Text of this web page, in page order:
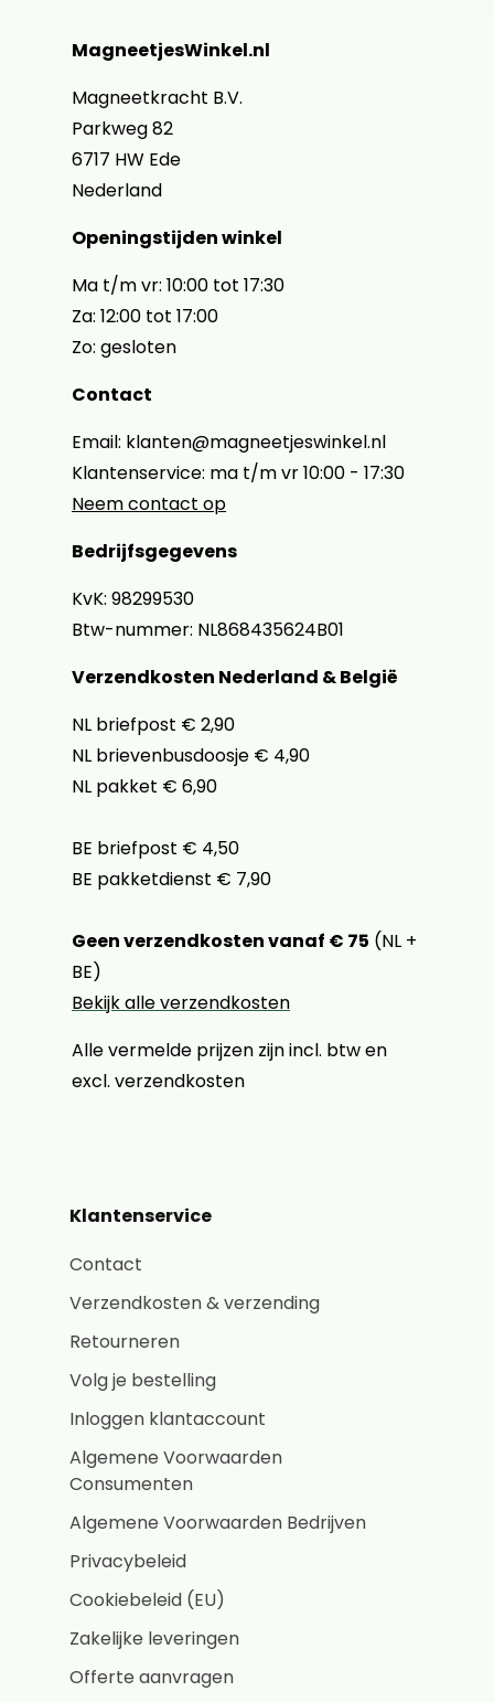
MagneetjesWinkel.nl
Magneetkracht B.V.
Parkweg 82
6717 HW Ede
Nederland
Openingstijden winkel
Ma t/m vr: 10:00 tot 17:30
Za: 12:00 tot 17:00
Zo: gesloten
Contact
Email: klanten@magneetjeswinkel.nl
Klantenservice: ma t/m vr 10:00 - 17:30
Neem contact op
Bedrijfsgegevens
KvK: 98299530
Btw-nummer: NL868435624B01
Verzendkosten Nederland & België
NL briefpost € 2,90
NL brievenbusdoosje € 4,90
NL pakket € 6,90
BE briefpost € 4,50
BE pakketdienst € 7,90
Geen verzendkosten vanaf € 75 (NL +
BE)
Bekijk alle verzendkosten
Alle vermelde prijzen zijn incl. btw en
excl. verzendkosten
Klantenservice
Contact
Verzendkosten & verzending
Retourneren
Volg je bestelling
Inloggen klantaccount
Algemene Voorwaarden
Consumenten
Algemene Voorwaarden Bedrijven
Privacybeleid
Cookiebeleid (EU)
Zakelijke leveringen
Offerte aanvragen